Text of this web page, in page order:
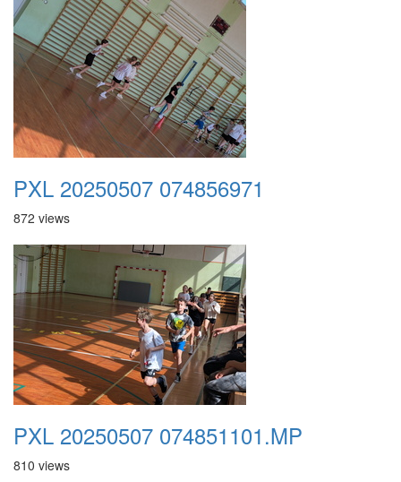
PXL 20250507 074856971
872 views
PXL 20250507 074851101.MP
810 views